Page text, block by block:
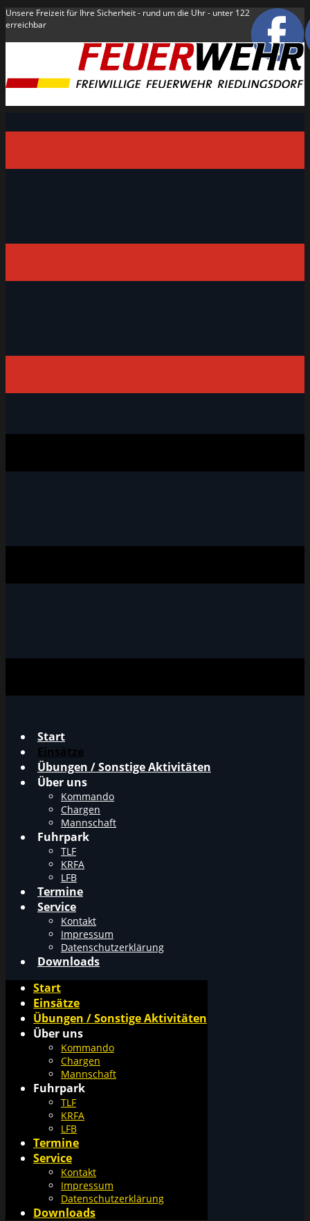
Unsere Freizeit für Ihre Sicherheit - rund um die Uhr - unter 122
erreichbar
Start
Einsätze
Übungen / Sonstige Aktivitäten
Über uns
Kommando
Chargen
Mannschaft
Fuhrpark
TLF
KRFA
LFB
Termine
Service
Kontakt
Impressum
Datenschutzerklärung
Downloads
Start
Einsätze
Übungen / Sonstige Aktivitäten
Über uns
Kommando
Chargen
Mannschaft
Fuhrpark
TLF
KRFA
LFB
Termine
Service
Kontakt
Impressum
Datenschutzerklärung
Downloads